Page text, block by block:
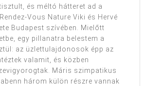
és méltó hátteret ad a
Vous Nature Viki és Hervé
Budapest szívében. Mielőtt
egy pillanatra belestem a
az üzlettulajdonosok épp az
valamit, és közben
Máris szimpatikus
három külön részre vannak